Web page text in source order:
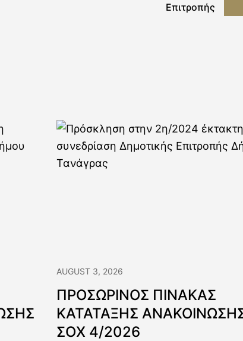
Επιτροπής
AUGUST 3, 2026
ΠΡΟΣΩΡΙΝΟΣ ΠΙΝΑΚΑΣ
ΚΑΤΑΤΑΞΗΣ
ΣΟΧ 4/2026